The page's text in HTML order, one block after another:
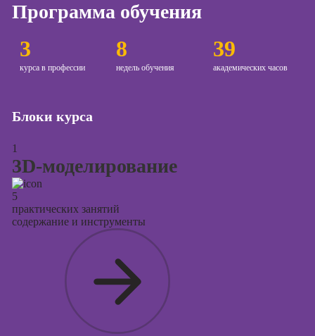
Курсы
контекстной
3
курса в профессии
8
недель обучения
39
академических часов
Программа обучения
Блоки курса
1
3D-моделирование
5
практических занятий
содержание и инструменты